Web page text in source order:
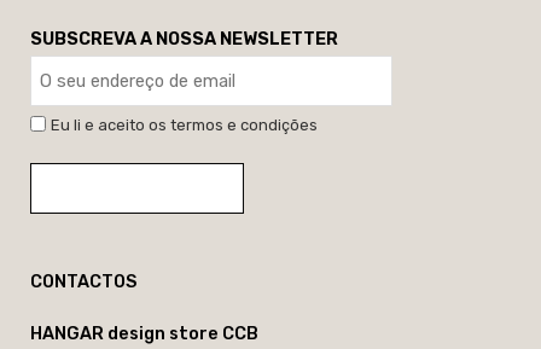
SUBSCREVA A NOSSA NEWSLETTER
Eu li e aceito os termos e condições
CONTACTOS
HANGAR design store CCB